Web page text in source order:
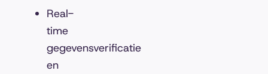
Real-
time
gegevensverificatie
en